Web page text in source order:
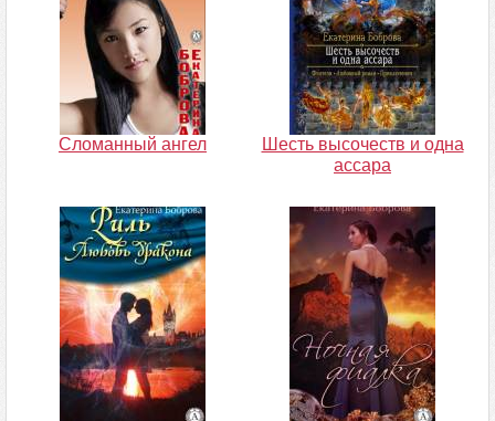
Сломанный ангел
Шесть высочеств и одна
ассара